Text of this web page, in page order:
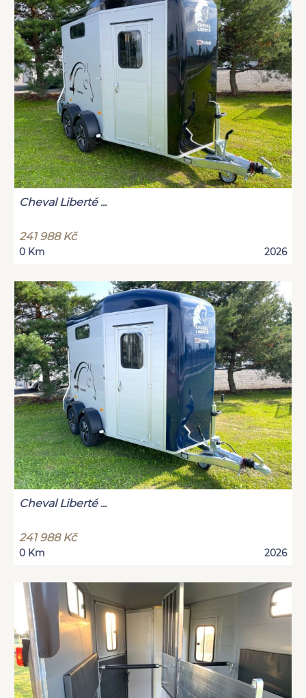
Cheval Liberté ...
241 988 Kč
0 Km 2026
Cheval Liberté ...
241 988 Kč
0 Km 2026